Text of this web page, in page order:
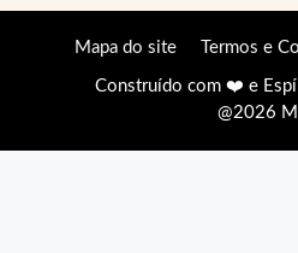
Mapa do site Termos e
Construído com ❤️ e
@2026